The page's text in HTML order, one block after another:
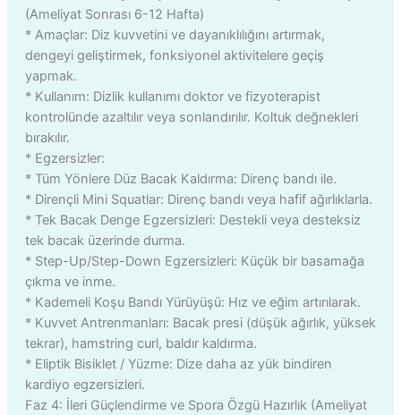
(Ameliyat Sonrası 6-12 Hafta)
* Amaçlar: Diz kuvvetini ve dayanıklılığını artırmak,
dengeyi geliştirmek, fonksiyonel aktivitelere geçiş
yapmak.
* Kullanım: Dizlik kullanımı doktor ve fizyoterapist
kontrolünde azaltılır veya sonlandırılır. Koltuk değnekleri
bırakılır.
* Egzersizler:
* Tüm Yönlere Düz Bacak Kaldırma: Direnç bandı ile.
* Dirençli Mini Squatlar: Direnç bandı veya hafif ağırlıklarla.
* Tek Bacak Denge Egzersizleri: Destekli veya desteksiz
tek bacak üzerinde durma.
* Step-Up/Step-Down Egzersizleri: Küçük bir basamağa
çıkma ve inme.
* Kademeli Koşu Bandı Yürüyüşü: Hız ve eğim artırılarak.
* Kuvvet Antrenmanları: Bacak presi (düşük ağırlık, yüksek
tekrar), hamstring curl, baldır kaldırma.
* Eliptik Bisiklet / Yüzme: Dize daha az yük bindiren
kardiyo egzersizleri.
Faz 4: İleri Güçlendirme ve Spora Özgü Hazırlık (Ameliyat